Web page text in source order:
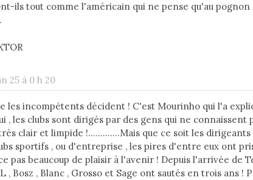
ils tout comme l'américain qui ne pense qu'au pognon
25 à 0 h 20
les incompétents décident ! C'est Mourinho qui l'a
, les clubs sont dirigés par des gens qui ne connaissent
clair et limpide !.............Mais que ce soit les dirigeants
sportifs , ou d'entreprise , les pires d'entre eux ont
pas beaucoup de plaisir à l'avenir ! Depuis l'arrivée de
, Bosz , Blanc , Grosso et Sage ont sautés en trois ans !